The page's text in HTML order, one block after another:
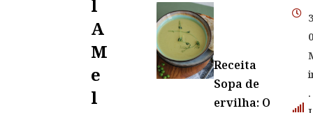
L
A
M
E
L
Receita
Sopa de
ervilha: O
.